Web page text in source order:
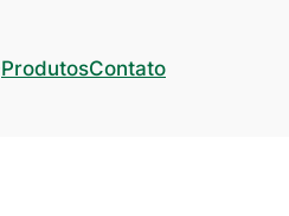
ProdutosContato